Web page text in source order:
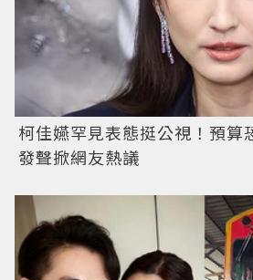
柯佳嬿罕見表態挺公視！預
發聲掀網友熱議